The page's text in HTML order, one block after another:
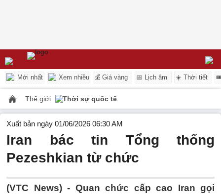
Mới nhất Xem nhiều 💰 Giá vàng 📅 Lịch âm ☀️ Thời tiết
Thế giới Thời sự quốc tế
Xuất bản ngày 01/06/2026 06:30 AM
Iran bác tin Tổng thống
Pezeshkian từ chức
(VTC News) - Quan chức cấp cao Iran gọi